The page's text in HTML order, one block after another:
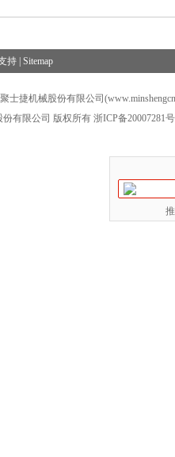
持 Sitemap
士捷机械股份有限公司
有限公司 版权所有 浙ICP备20007281